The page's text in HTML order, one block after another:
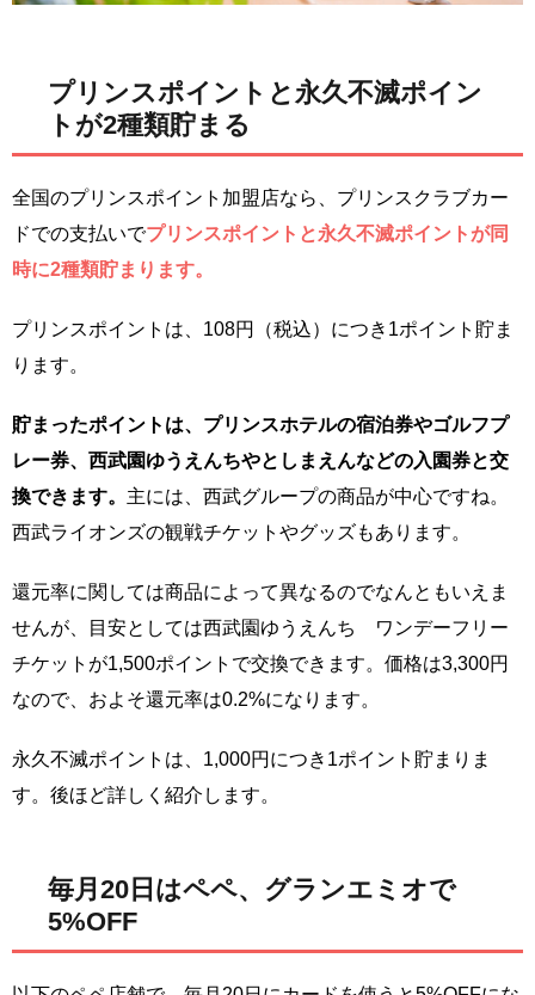
プリンスポイントと永久不滅ポイン
トが2種類貯まる
全国のプリンスポイント加盟店なら、プリンスクラブカー
ドでの支払いでプリンスポイントと永久不滅ポイントが同
時に2種類貯まります。
プリンスポイントは、108円（税込）につき1ポイント貯ま
ります。
貯まったポイントは、プリンスホテルの宿泊券やゴルフプ
レー券、西武園ゆうえんちやとしまえんなどの入園券と交
換できます。 主には、西武グループの商品が中心ですね。
西武ライオンズの観戦チケットやグッズもあります。
還元率に関しては商品によって異なるのでなんともいえま
せんが、目安としては西武園ゆうえんち ワンデーフリー
チケットが1,500ポイントで交換できます。価格は3,300円
なので、およそ還元率は0.2%になります。
永久不滅ポイントは、1,000円につき1ポイント貯まりま
す。後ほど詳しく紹介します。
毎月20日はペペ、グランエミオで
5%OFF